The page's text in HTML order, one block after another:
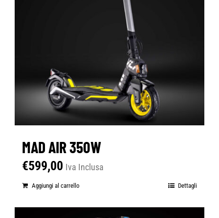
MAD AIR 350W
€599,00 Iva Inclusa
Aggiungi al carrello Dettagli